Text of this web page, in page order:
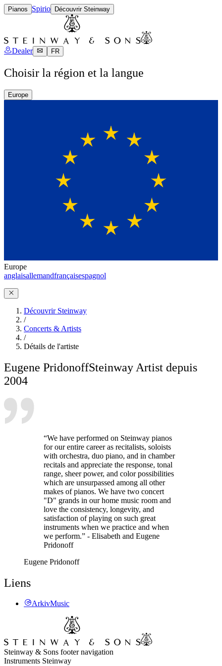
Pianos Spirio Découvrir Steinway
Dealer FR
Choisir la région et la langue
Europe
Europe
anglaisallemandfrançaisespagnol
Découvrir Steinway
/
Concerts & Artists
/
Détails de l'artiste
Eugene PridonoffSteinway Artist depuis
2004
“We have performed on Steinway pianos
for our entire career as recitalists, soloists
with orchestra, duo piano, and in chamber
recitals and appreciate the response, tonal
range, sheer power, and color possibilities
which are unsurpassed among all other
makes of pianos. We have two concert
"D" grands in our home music room and
love the consistency, longevity, and
satisfaction of playing on such great
instruments when we practice and when
we perform.” - Elisabeth and Eugene
Pridonoff
Eugene Pridonoff
Liens
ArkivMusic
Steinway & Sons footer navigation
Instruments Steinway